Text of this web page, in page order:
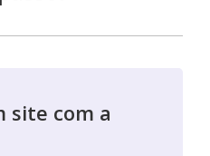
site com a